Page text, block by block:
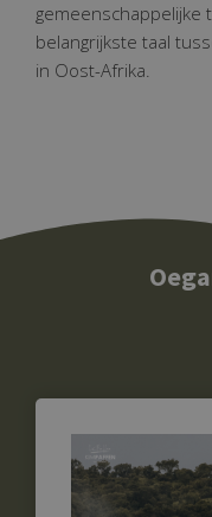
gemeenschappelijke
belangrijkste taal
in Oost-Afrika.